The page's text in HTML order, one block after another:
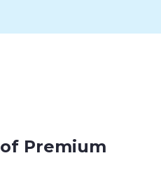
Premium